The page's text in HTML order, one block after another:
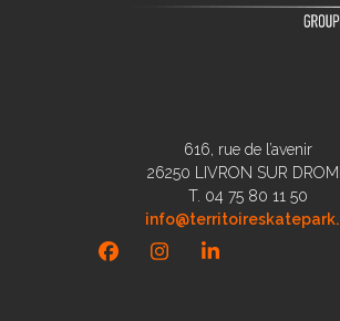
616, rue de l’avenir
26250 LIVRON SUR
T. 04 75 80 11 50
FacebookInstagramLinkedIn